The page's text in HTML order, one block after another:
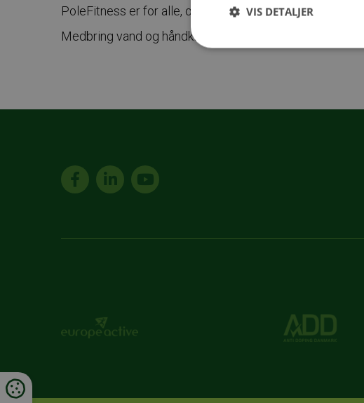
PoleFitness er for alle, og der er plads til alle niveauer på
Medbring vand og håndklæde til timen. Påklædning:
VIS DETALJER